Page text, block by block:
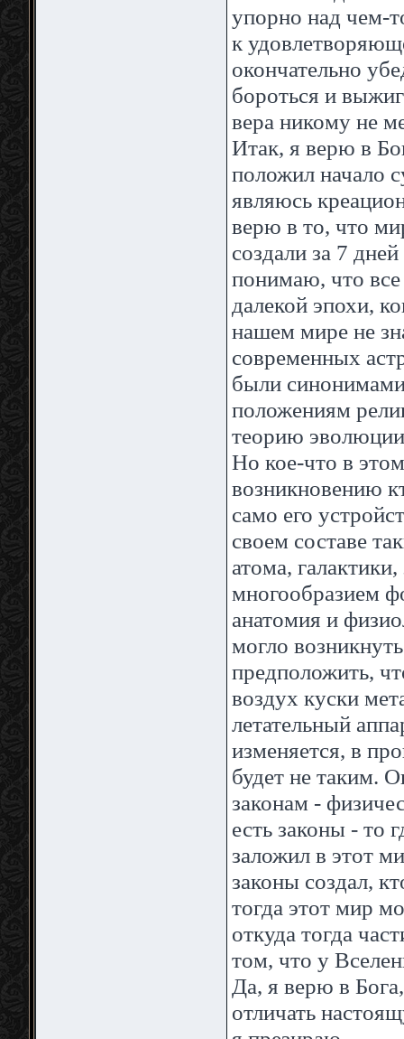
упорно над чем-
к
окончательно
бороться и
вера никому не
Итак, я верю в
положил начало
являюсь
верю в то, что
создали за 7
понимаю, что
далекой эпохи,
нашем мире не
современных
были
положениям
теорию
Но кое-что в
возникновению
само его
своем составе
атома,
многообразием
анатомия и
могло
предположить,
воздух куски
летательный
изменяется, в
будет не таким.
законам -
есть законы - то
заложил в этот
законы создал,
тогда этот мир
откуда тогда
том, что у
Да, я верю в
отличать